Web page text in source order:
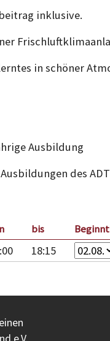
inklusive.
in schöner
Ausbildung
des
bis
18:15